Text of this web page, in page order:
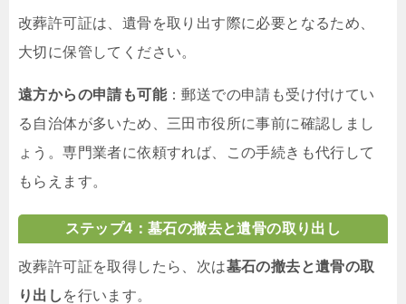
改葬許可証は、遺骨を取り出す際に必要となるため、
大切に保管してください。
遠方からの申請も可能：郵送での申請も受け付けてい
る自治体が多いため、三田市役所に事前に確認しまし
ょう。専門業者に依頼すれば、この手続きも代行して
もらえます。
ステップ4：墓石の撤去と遺骨の取り出し
改葬許可証を取得したら、次は墓石の撤去と遺骨の取
り出し を行います。